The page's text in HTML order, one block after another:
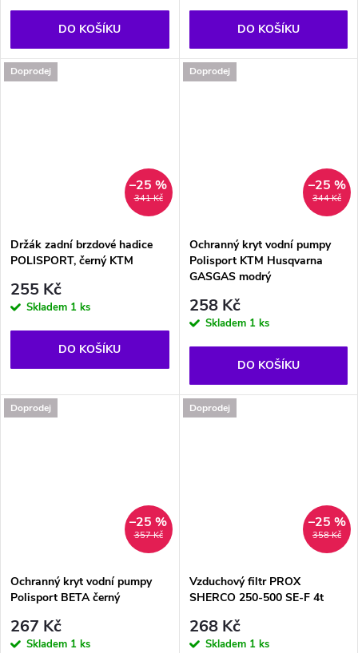
DO KOŠÍKU DO KOŠÍKU
Doprodej
341 Kč
–25 %
Držák zadní brzdové hadice
POLISPORT, černý KTM
255 Kč
Skladem 1 ks
DO KOŠÍKU
Doprodej
344 Kč
–25 %
Ochranný kryt vodní pumpy
Polisport KTM Husqvarna
GASGAS modrý
258 Kč
Skladem 1 ks
DO KOŠÍKU
Doprodej
357 Kč
–25 %
Ochranný kryt vodní pumpy
Polisport BETA černý
267 Kč
Skladem 1 ks
Doprodej
358 Kč
–25 %
Vzduchový filtr PROX
SHERCO 250-500 SE-F 4t
268 Kč
Skladem 1 ks